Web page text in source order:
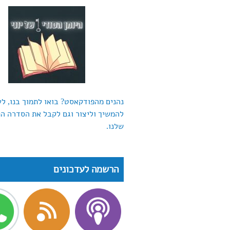
נהנים מהפודקאסט? בואו לתמוך בנו,
להמשיך וליצור וגם לקבל את הסדרה
שלנו.
הרשמה לעדכונים